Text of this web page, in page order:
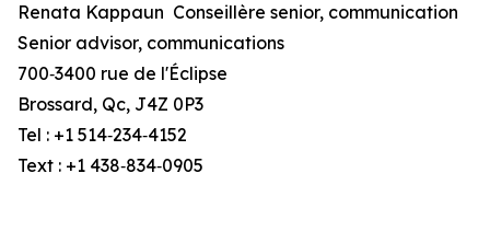
Renata Kappaun Conseillère senior, communication
Senior advisor, communications
700‑3400 rue de l'Éclipse
Brossard, Qc, J4Z 0P3
Tel : +1 514‑234‑4152
Text : +1 438‑834‑0905